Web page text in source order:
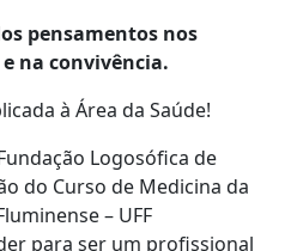
pensamentos nos
na convivência.
à Área da Saúde!
Logosófica de
do Curso de Medicina da
– UFF
para ser um profissional